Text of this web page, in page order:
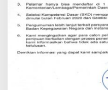
a
r
a
n
C
P